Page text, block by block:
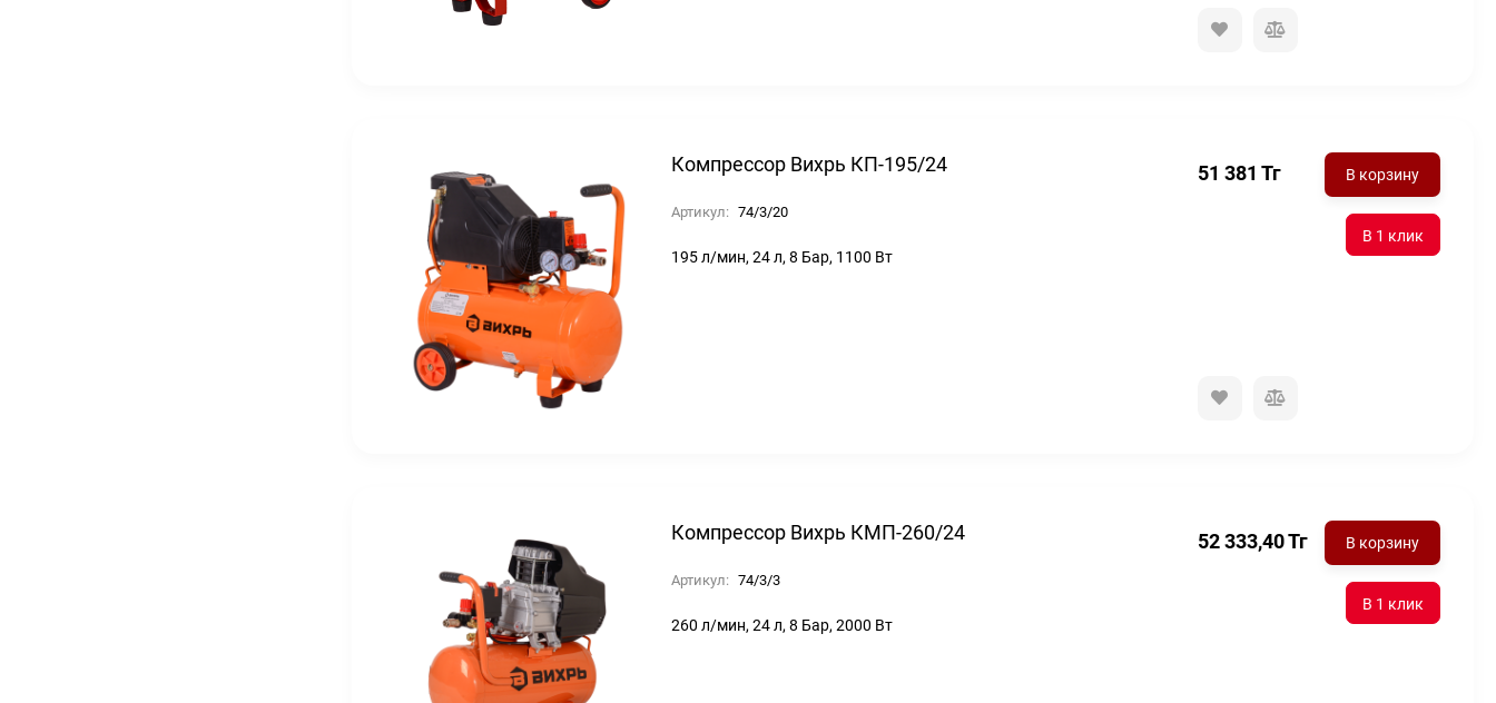
Компрессор Вихрь КП-195/24
Артикул: 74/3/20
195 л/мин, 24 л, 8 Бар, 1100 Вт
51 381 Тг В корзину
Компрессор Вихрь КМП-260/24
Артикул: 74/3/3
260 л/мин, 24 л, 8 Бар, 2000 Вт
52 333,40Тг В корзину